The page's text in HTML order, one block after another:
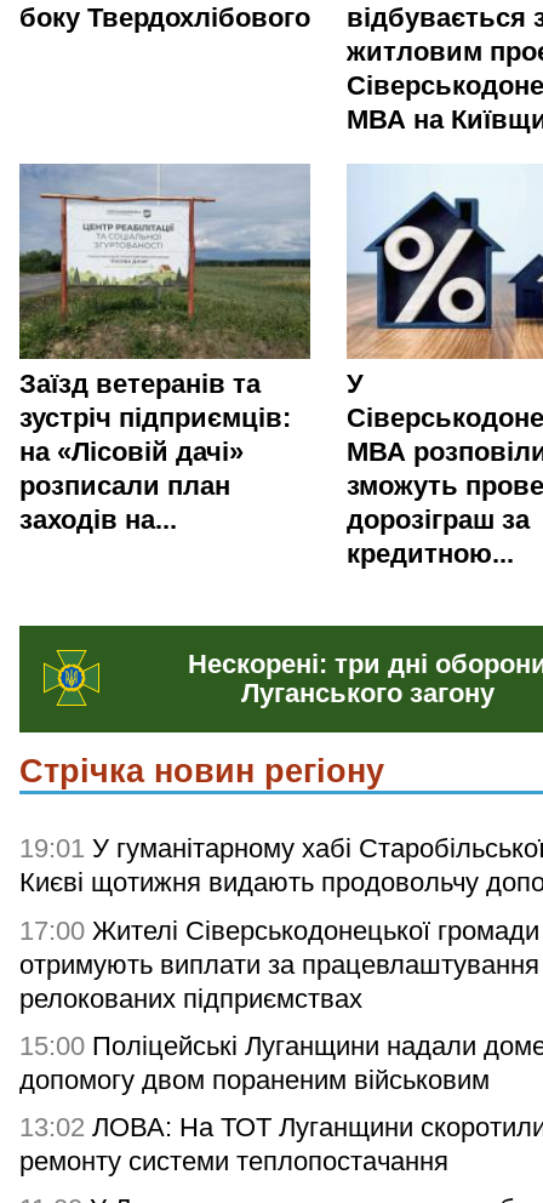
боку Твердохлібового
відбувається
житловим
МВА на
Заїзд ветеранів та
зустріч підприємців:
на «Лісовій дачі»
розписали план
заходів на...
У
МВА
зможуть
дорозіграш за
кредитною...
Нескорені: три дні
Луганського загону
Стрічка новин регіону
19:01 У гуманітарному хабі
Києві щотижня видають продовольчу
17:00 Жителі Сіверськодонецької
отримують виплати за
релокованих підприємствах
15:00 Поліцейські Луганщини надали
допомогу двом пораненим військовим
13:02 ЛОВА: На ТОТ Луганщини
ремонту системи теплопостачання